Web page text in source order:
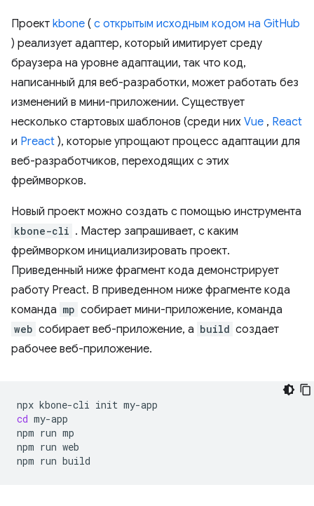
Проект kbone ( с открытым исходным кодом на GitHub
) реализует адаптер, который имитирует среду
браузера на уровне адаптации, так что код,
написанный для веб-разработки, может работать без
изменений в мини-приложении. Существует
несколько стартовых шаблонов (среди них Vue , React
и Preact ), которые упрощают процесс адаптации для
веб-разработчиков, переходящих с этих
фреймворков.
Новый проект можно создать с помощью инструмента
kbone-cli . Мастер запрашивает, с каким
фреймворком инициализировать проект.
Приведенный ниже фрагмент кода демонстрирует
работу Preact. В приведенном ниже фрагменте кода
команда mp собирает мини-приложение, команда
web собирает веб-приложение, а build создает
рабочее веб-приложение.
npx kbone-cli init
cd my-app
npm run mp
npm run web
npm run